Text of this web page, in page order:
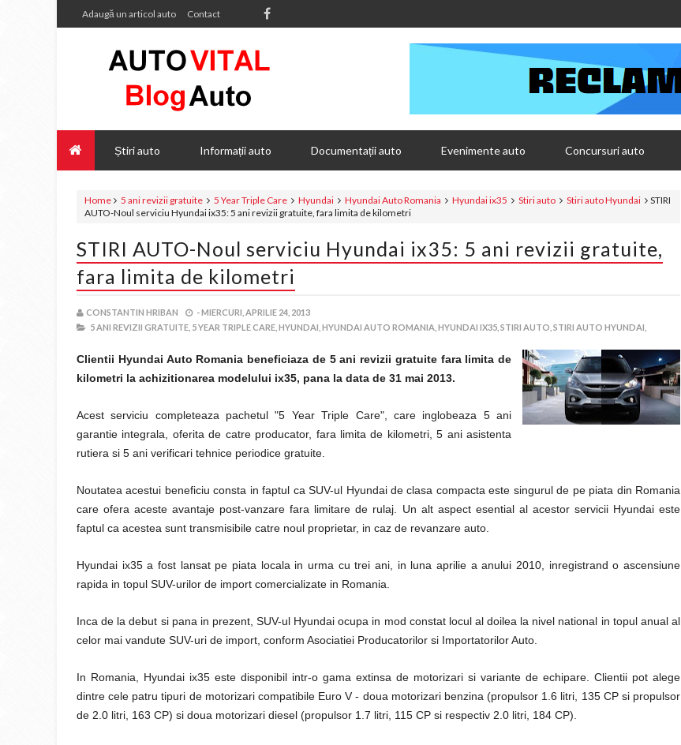
Adaugă un articol auto Contact
Știri auto Informații auto Documentații auto Evenimente auto Concursuri auto
Home 5 ani revizii gratuite 5 Year Triple Care Hyundai Hyundai Auto Romania Hyundai ix35 Stiri auto Stiri auto Hyundai
STIRI
AUTO-Noul serviciu Hyundai ix35: 5 ani revizii gratuite, fara limita de kilometri
STIRI AUTO-Noul serviciu Hyundai ix35: 5 ani revizii gratuite,
fara limita de kilometri
CONSTANTIN HRIBAN -MIERCURI, APRILIE 24, 2013
5 ANI REVIZII GRATUITE, 5 YEAR TRIPLE CARE, HYUNDAI, HYUNDAI AUTO ROMANIA, HYUNDAI IX35, STIRI AUTO, STIRI AUTO HYUNDAI,
Clientii Hyundai Auto Romania beneficiaza de 5 ani revizii gratuite fara limita de
kilometri la achizitionarea modelului ix35, pana la data de 31 mai 2013.
Acest serviciu completeaza pachetul "5 Year Triple Care", care inglobeaza 5 ani
garantie integrala, oferita de catre producator, fara limita de kilometri, 5 ani asistenta
rutiera si 5 ani verificari tehnice periodice gratuite.
Noutatea acestui beneficiu consta in faptul ca SUV-ul Hyundai de clasa compacta este singurul de pe piata din Romania
care ofera aceste avantaje post-vanzare fara limitare de rulaj. Un alt aspect esential al acestor servicii Hyundai este
faptul ca acestea sunt transmisibile catre noul proprietar, in caz de revanzare auto.
Hyundai ix35 a fost lansat pe piata locala in urma cu trei ani, in luna aprilie a anului 2010, inregistrand o ascensiune
rapida in topul SUV-urilor de import comercializate in Romania.
Inca de la debut si pana in prezent, SUV-ul Hyundai ocupa in mod constat locul al doilea la nivel national in topul anual al
celor mai vandute SUV-uri de import, conform Asociatiei Producatorilor si Importatorilor Auto.
In Romania, Hyundai ix35 este disponibil intr-o gama extinsa de motorizari si variante de echipare. Clientii pot alege
dintre cele patru tipuri de motorizari compatibile Euro V - doua motorizari benzina (propulsor 1.6 litri, 135 CP si propulsor
de 2.0 litri, 163 CP) si doua motorizari diesel (propulsor 1.7 litri, 115 CP si respectiv 2.0 litri, 184 CP).